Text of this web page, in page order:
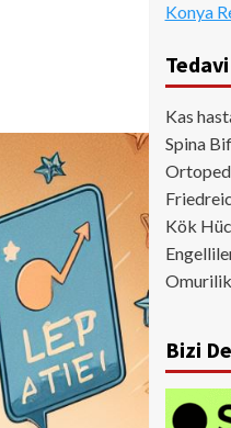
Konya
Kas
Spina
Kök
Bizi